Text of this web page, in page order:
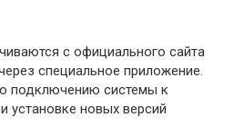
с официального сайта
специальное приложение.
подключению системы к
установке новых версий